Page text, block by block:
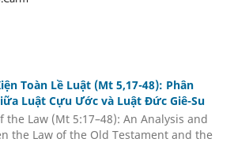
Toàn Lề Luật (Mt 5,17-48): Phân
Luật Cựu Ước và Luật Đức Giê-Su
the Law (Mt 5:17–48): An Analysis and
the Law of the Old Testament and the